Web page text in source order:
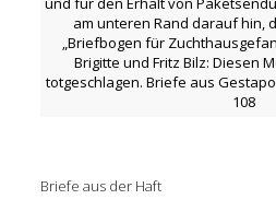
am unteren Rand darauf hin,
„Briefbogen für
Brigitte und Fritz Bilz: Diesen
totgeschlagen. Briefe aus
108
Briefe aus der Haft